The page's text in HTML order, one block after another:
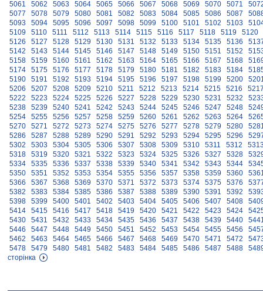
5061 5062 5063 5064 5065 5066 5067 5068 5069 5070 5071
5077
5078 5079 5080 5081 5082 5083 5084 5085 5086 5087
5093
5094 5095 5096 5097 5098 5099 5100 5101 5102 5103
5109
5110 5111 5112 5113 5114 5115 5116 5117 5118 5119
5120
5126
5127 5128 5129 5130 5131 5132 5133 5134 5135 5136
5142
5143 5144 5145 5146 5147 5148 5149 5150 5151 5152
5158
5159 5160 5161 5162 5163 5164 5165 5166 5167 5168
5174
5175 5176 5177 5178 5179 5180 5181 5182 5183 5184
5190
5191 5192 5193 5194 5195 5196 5197 5198 5199 5200
5206
5207 5208 5209 5210 5211 5212 5213 5214 5215 5216
5222
5223 5224 5225 5226 5227 5228 5229 5230 5231 5232
5238
5239 5240 5241 5242 5243 5244 5245 5246 5247 5248
5254
5255 5256 5257 5258 5259 5260 5261 5262 5263 5264
5270
5271 5272 5273 5274 5275 5276 5277 5278 5279 5280
5286
5287 5288 5289 5290 5291 5292 5293 5294 5295 5296
5302
5303 5304 5305 5306 5307 5308 5309 5310 5311 5312
5318
5319 5320 5321 5322 5323 5324 5325 5326 5327 5328
5334
5335 5336 5337 5338 5339 5340 5341 5342 5343 5344
5350
5351 5352 5353 5354 5355 5356 5357 5358 5359 5360
5366
5367 5368 5369 5370 5371 5372 5373 5374 5375 5376
5382
5383 5384 5385 5386 5387 5388 5389 5390 5391 5392
5398
5399 5400 5401 5402 5403 5404 5405 5406 5407 5408
5414
5415 5416 5417 5418 5419 5420 5421 5422 5423 5424
5430
5431 5432 5433 5434 5435 5436 5437 5438 5439 5440
5446
5447 5448 5449 5450 5451 5452 5453 5454 5455 5456
5462
5463 5464 5465 5466 5467 5468 5469 5470 5471 5472
5478
5479 5480 5481 5482 5483 5484 5485 5486 5487 5488
сторінка